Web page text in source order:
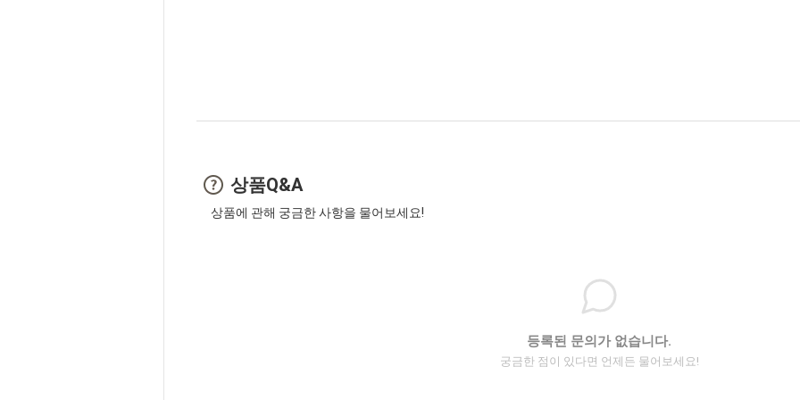
상품Q&A
상품에 관해 궁금한 사항을 물어보세요!
등록된 문의가 없습니다.
궁금한 점이 있다면 언제든 물어보세요!